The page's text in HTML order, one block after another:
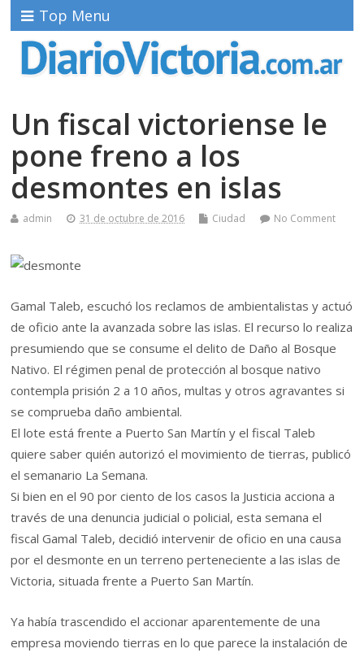
Top Menu
Un fiscal victoriense le
pone freno a los
desmontes en islas
admin 31 de octubre de 2016 Ciudad No Comment
Gamal Taleb, escuchó los reclamos de ambientalistas y actuó
de oficio ante la avanzada sobre las islas. El recurso lo realiza
presumiendo que se consume el delito de Daño al Bosque
Nativo. El régimen penal de protección al bosque nativo
contempla prisión 2 a 10 años, multas y otros agravantes si
se comprueba daño ambiental.
El lote está frente a Puerto San Martín y el fiscal Taleb
quiere saber quién autorizó el movimiento de tierras, publicó
el semanario La Semana.
Si bien en el 90 por ciento de los casos la Justicia acciona a
través de una denuncia judicial o policial, esta semana el
fiscal Gamal Taleb, decidió intervenir de oficio en una causa
por el desmonte en un terreno perteneciente a las islas de
Victoria, situada frente a Puerto San Martín.
Ya había trascendido el accionar aparentemente de una
empresa moviendo tierras en lo que parece la instalación de